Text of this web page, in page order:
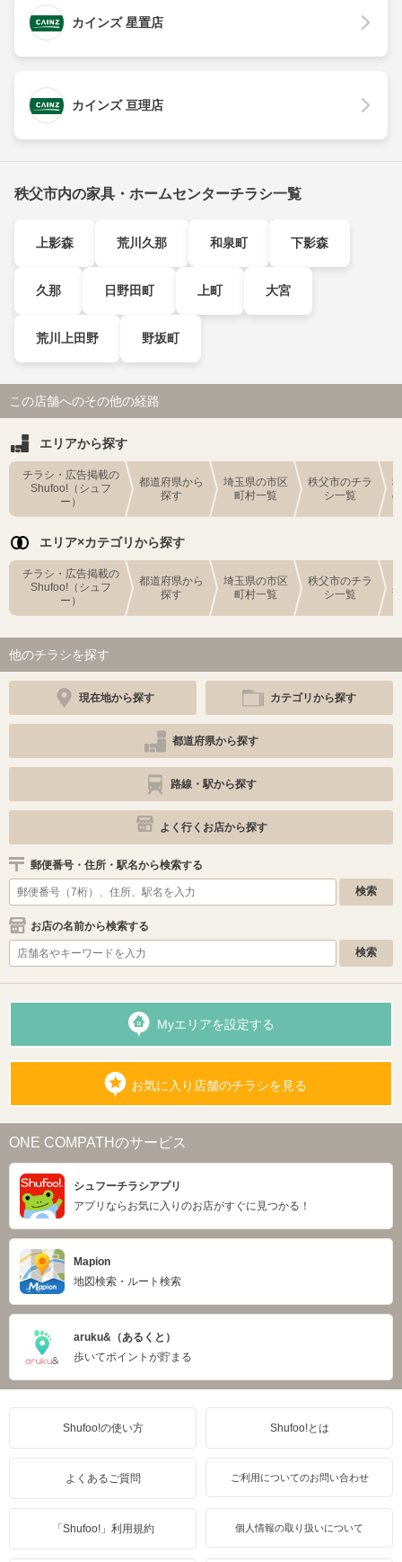
カインズ 星置店
カインズ 亘理店
秩父市内の家具・ホームセンターチラシ一覧
上影森 荒川久那 和泉町 下影森
久那 日野田町 上町 大宮
荒川上田野 野坂町
この店舗へのその他の経路
エリアから探す
チラシ・広告掲載の
Shufoo!（シュフ
ー）
都道府県から
探す
埼玉県の市区
町村一覧
秩父市のチラ
シ一覧
エリア×カテゴリから探す
チラシ・広告掲載の
Shufoo!（シュフ
ー）
都道府県から
探す
埼玉県の市区
町村一覧
秩父市のチラ
シ一覧
他のチラシを探す
現在地から探す カテゴリから探す
都道府県から探す
路線・駅から探す
よく行くお店から探す
郵便番号・住所・駅名から検索する
お店の名前から検索する
Myエリアを設定する
お気に入り店舗のチラシを見る
ONE COMPATHのサービス
シュフーチラシアプリ
アプリならお気に入りのお店がすぐに見つかる！
Mapion
地図検索・ルート検索
aruku&（あるくと）
歩いてポイントが貯まる
Shufoo!の使い方 Shufoo!とは
よくあるご質問 ご利用についてのお問い合わせ
「Shufoo!」利用規約 個人情報の取り扱いについて